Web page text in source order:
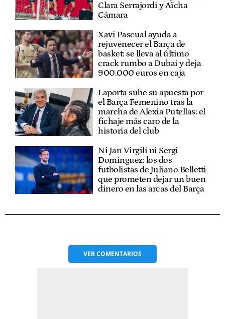
Clara Serrajordi y Aïcha
Cámara
Xavi Pascual ayuda a
rejuvenecer el Barça de
basket: se lleva al último
crack rumbo a Dubai y deja
900.000 euros en caja
Laporta sube su apuesta por
el Barça Femenino tras la
marcha de Alexia Putellas: el
fichaje más caro de la
historia del club
Ni Jan Virgili ni Sergi
Domínguez: los dos
futbolistas de Juliano Belletti
que prometen dejar un buen
dinero en las arcas del Barça
VERCOMENTARIOS